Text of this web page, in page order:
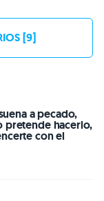
[9]
a pecado,
pretende hacerlo,
con el